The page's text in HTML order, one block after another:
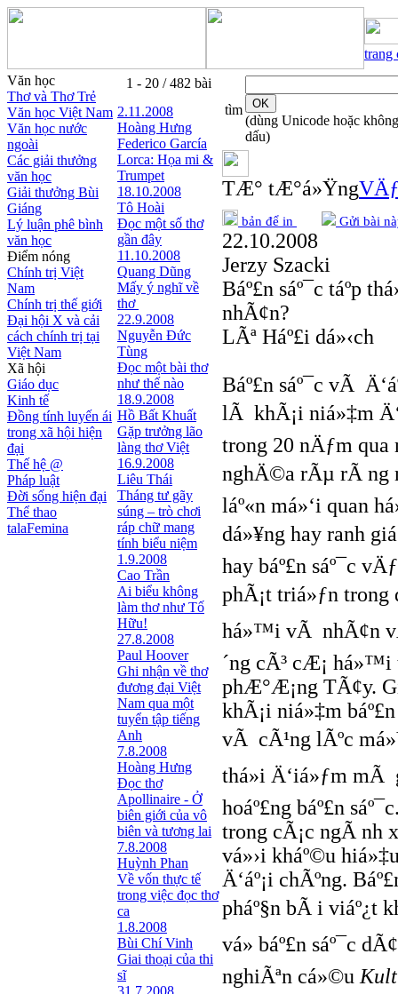
trang
Văn học
Thơ và Thơ Trẻ
Văn học Việt Nam
Văn học nước
ngoài
Các giải thưởng
văn học
Giải thưởng Bùi
Giáng
Lý luận phê bình
văn học
Điểm nóng
Chính trị Việt
Nam
Chính trị thế giới
Đại hội X và cải
cách chính trị tại
Việt Nam
Xã hội
Giáo dục
Kinh tế
Đồng tính luyến ái
trong xã hội hiện
đại
Thế hệ @
Pháp luật
Đời sống hiện đại
Thể thao
talaFemina
1 - 20 / 482 bài
2.11.2008
Hoàng Hưng
Federico García
Lorca: Họa mi &
Trumpet
18.10.2008
Tô Hoài
Đọc một số thơ
gần đây
11.10.2008
Quang Dũng
Mấy ý nghĩ về
thơ
22.9.2008
Nguyễn Đức
Tùng
Đọc một bài thơ
như thế nào
18.9.2008
Hồ Bất Khuất
Gặp trưởng lão
làng thơ Việt
16.9.2008
Liêu Thái
Tháng tư gãy
súng – trò chơi
ráp chữ mang
tính biểu niệm
1.9.2008
Cao Trần
Ai biểu không
làm thơ như Tố
Hữu!
27.8.2008
Paul Hoover
Ghi nhận về thơ
đương đại Việt
Nam qua một
tuyển tập tiếng
Anh
7.8.2008
Hoàng Hưng
Đọc thơ
Apollinaire - Ở
biên giới của vô
biên và tương lai
7.8.2008
Huỳnh Phan
Về vốn thực tế
trong việc đọc thơ
ca
1.8.2008
Bùi Chí Vinh
Giai thoại của thi
sĩ
31.7.2008
tìm
(dùng Unicode hoặc không
dấu)
TÆ° tÆ°á»Ÿng
bản để in Gửi bài
22.10.2008
Jerzy Szacki
Báº£n sáº¯c táº­p
nhÃ¢n?
LÃª Háº£i dá»‹ch
Báº£n sáº¯c vÃ
lÃ khÃ¡i niá»‡m
trong 20 nÄƒm qua
nghÄ©a rÃµ rÃ ng
láº«n má»‘i quan
dá»¥ng hay ranh
hay báº£n sáº¯c
phÃ¡t triá»ƒn trong
há»™i vÃ nhÃ¢n
´ng cÃ³ cÆ¡ há»™i
phÆ°Æ¡ng TÃ¢y.
khÃ¡i niá»‡m
vÃ cÃ¹ng lÃºc
thá»i Ä‘iá»ƒm mÃ
hoáº£ng báº£n
trong cÃ¡c ngÃ nh
vá»›i kháº©u
Ä‘áº¡i chÃºng.
pháº§n bÃ i viáº¿t
vá» báº£n sáº¯c
nghiÃªn cá»©u